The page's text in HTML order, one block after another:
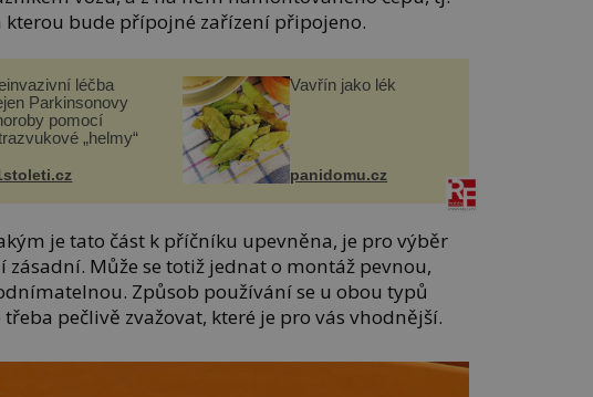
kterou bude přípojné zařízení připojeno.
léčba
Parkinsonovy
pomocí
„helmy“
Vavřín jako lék
panidomu.cz
je tato část k příčníku upevněna, je pro výběr
zásadní. Může se totiž jednat o montáž pevnou,
Způsob používání se u obou typů
pečlivě zvažovat, které je pro vás vhodnější.